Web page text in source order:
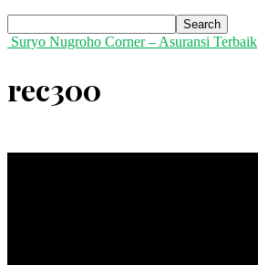
Suryo Nugroho Corner – Asuransi Terbaik
rec300